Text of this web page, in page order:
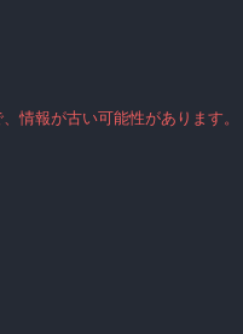
情報が古い可能性があります。